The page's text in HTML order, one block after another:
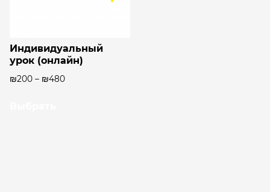
Индивидуальный
урок (онлайн)
₪200 – ₪480